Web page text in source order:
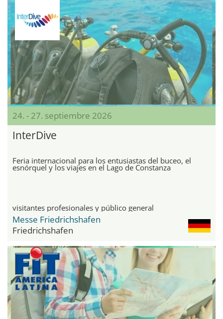
24. - 27. septiembre 2026
InterDive
Feria internacional para los entusiastas del buceo, el
esnórquel y los viajes en el Lago de Constanza
visitantes profesionales y público general
Messe Friedrichshafen
Friedrichshafen